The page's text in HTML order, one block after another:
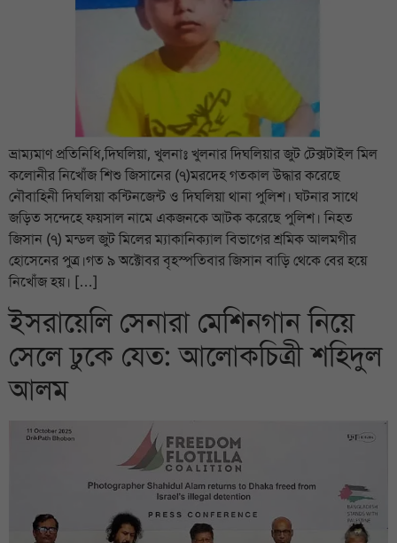
ভ্রাম্যমাণ প্রতিনিধি,দিঘলিয়া, খুলনাঃ খুলনার দিঘলিয়ার জুট টেক্সটাইল মিল
কলোনীর নিখোঁজ শিশু জিসানের (৭)মরদেহ গতকাল উদ্ধার করেছে
নৌবাহিনী দিঘলিয়া কন্টিনজেন্ট ও দিঘলিয়া থানা পুলিশ। ঘটনার সাথে
জড়িত সন্দেহে ফয়সাল নামে একজনকে আটক করেছে পুলিশ। নিহত
জিসান (৭) মন্ডল জুট মিলের ম্যাকানিক্যাল বিভাগের শ্রমিক আলমগীর
হোসেনের পুত্র।গত ৯ অক্টোবর বৃহস্পতিবার জিসান বাড়ি থেকে বের হয়ে
নিখোঁজ হয়। […]
ইসরায়েলি সেনারা মেশিনগান নিয়ে
সেলে ঢুকে যেত: আলোকচিত্রী শহিদুল
আলম